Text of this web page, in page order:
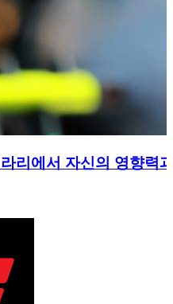
리에서 자신의 영향력